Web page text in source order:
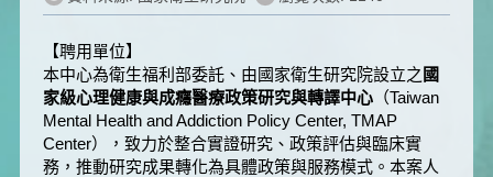
【聘用單位】
本中心為衛生福利部委託、由國家衛生研究院設立之 國
家級心理健康與成癮醫療政策研究與轉譯中心（Taiwan
Mental Health and Addiction Policy Center, TMAP
Center），致力於整合實證研究、政策評估與臨床實
務，推動研究成果轉化為具體政策與服務模式。本案人